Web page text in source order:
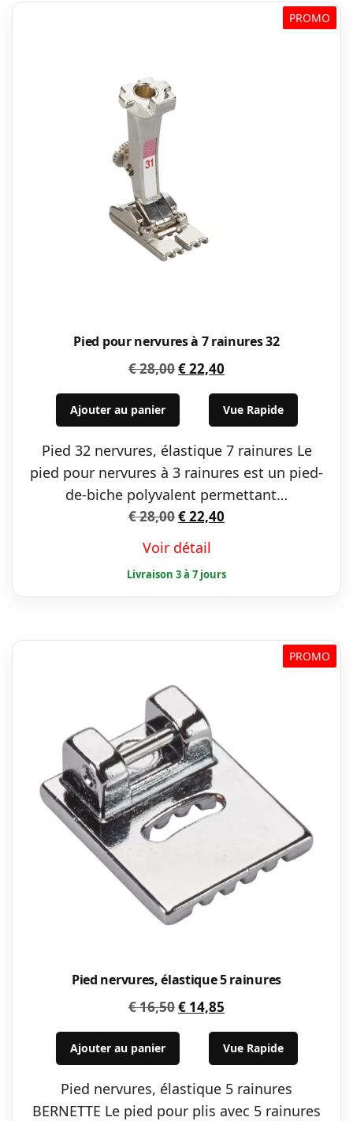
PROMO
Pied pour nervures à 7 rainures 32
€28,00Le
prix
était :
€ 28,00.
€22,40
prix
actuel
est :
€ 22,40.
Ajouter au panier Vue Rapide
Pied 32 nervures, élastique 7 rainures Le
pied pour nervures à 3 rainures est un pied-
de-biche polyvalent permettant…
€28,00Le
initial
était :
€ 28,00.
€22,40
est :
€ 22,40.
Voir détail
PROMO
Pied nervures, élastique 5 rainures
€16,50Le
prix
était :
€ 16,50.
€ 14,85
prix
actuel
est :
€ 14,85.
Ajouter au panier Vue Rapide
Pied nervures, élastique 5 rainures
BERNETTE Le pied pour plis avec 5 rainures